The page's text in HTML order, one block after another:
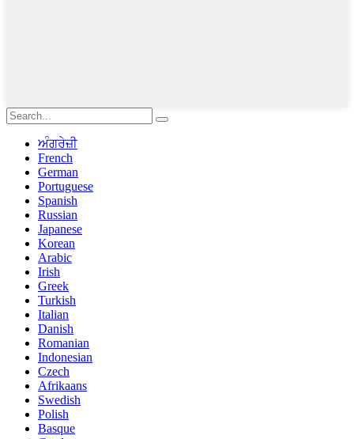
ਅੰਗਰੇਜ਼ੀ
French
German
Portuguese
Spanish
Russian
Japanese
Korean
Arabic
Irish
Greek
Turkish
Italian
Danish
Romanian
Indonesian
Czech
Afrikaans
Swedish
Polish
Basque